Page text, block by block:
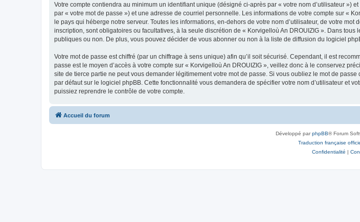
Votre compte contiendra au minimum un identifiant unique (désigné ci-après par « votre nom d’utilisateur »)
par « votre mot de passe ») et une adresse de courriel personnelle. Les informations de votre compte sur «
le pays qui héberge notre serveur. Toutes les informations, en-dehors de votre nom d’utilisateur, de votre
inscription, sont obligatoires ou facultatives, à la seule discrétion de « Korvigelloù An DROUIZIG ». Dans
publiques ou non. De plus, vous pouvez décider de vous abonner ou non à la liste de diffusion du logiciel
Votre mot de passe est chiffré (par un chiffrage à sens unique) afin qu’il soit sécurisé. Cependant, il est
passe est le moyen d’accès à votre compte sur « Korvigelloù An DROUIZIG », veillez donc à le conservez
site de tierce partie ne peut vous demander légitimement votre mot de passe. Si vous oubliez le mot de
par défaut sur le logiciel phpBB. Cette fonctionnalité vous demandera de spécifier votre nom d’utilisateur et
puissiez reprendre le contrôle de votre compte.
Accueil du forum
Développé parphpBB® Forum
Traduction française
Confidentialité |